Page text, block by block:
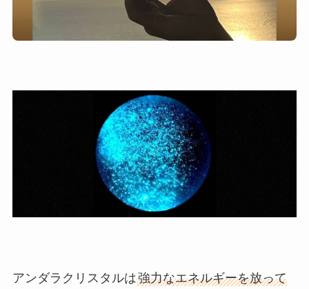
アンダラクリスタルは強力なエネルギーを放って